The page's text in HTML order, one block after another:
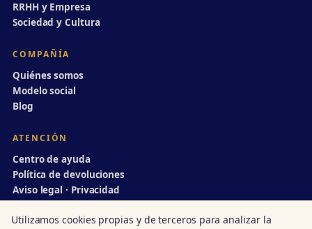
RRHH y Empresa
Sociedad y Cultura
COMPAÑÍA
Quiénes somos
Modelo social
Blog
ATENCIÓN
Centro de ayuda
Política de devoluciones
Aviso legal · Privacidad
Utilizamos cookies propias y de terceros para analizar la